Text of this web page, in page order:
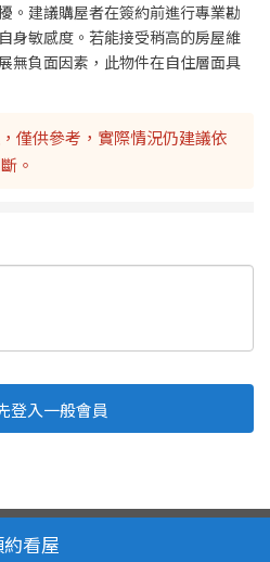
約看屋
。建議購屋者在簽約前進行專業勘
身敏感度。若能接受稍高的房屋維
無負面因素，此物件在自住層面具
僅供參考，實際情況仍建議依
。
登入一般會員
載必究服務條款